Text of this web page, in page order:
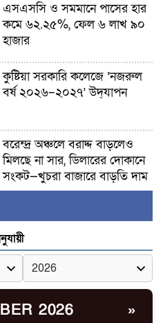
এসএসসি ও সমমানে পাসের হার
কমে ৬২.২৫%, ফেল ৬ লাখ ৯০
হাজার
কুষ্টিয়া সরকারি কলেজে ‘নজরুল
বর্ষ ২০২৬–২০২৭’ উদ্‌যাপন
বরেন্দ্র অঞ্চলে বরাদ্দ বাড়লেও
মিলছে না সার, ডিলারের দোকানে
সংকট—খুচরা বাজারে বাড়তি দাম
ল্যান্ডমাইন, ৫ টুলবক্স; এলাকায়
চাঞ্চল্য
গাংনী সীমান্তে নারী-পুরুষসহ ৫
বিএসএফের, বিজিবির প্রতিরোধে
2026 »